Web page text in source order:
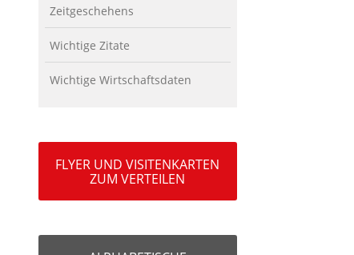
Zeitgeschehens
Wichtige Zitate
Wichtige Wirtschaftsdaten
FLYER UND VISITENKARTEN
ZUM VERTEILEN